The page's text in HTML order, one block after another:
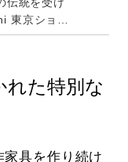
東京ショー
れた特別な
具を作り続け